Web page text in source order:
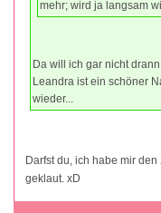
mehr; wird ja langsam
Da will ich gar nicht
Leandra ist ein schöner
wieder...
Darfst du, ich habe mir
geklaut. xD